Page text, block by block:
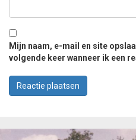
Mijn naam, e-mail en site
volgende keer wanneer ik een